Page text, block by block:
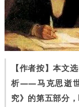
【作者按】本文
析——马克思逝
究》的第五部分